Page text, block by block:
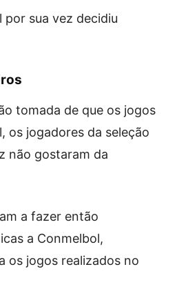
por sua vez decidiu
tomada de que os jogos
os jogadores da seleção
não gostaram da
a fazer então
a Conmelbol,
os jogos realizados no